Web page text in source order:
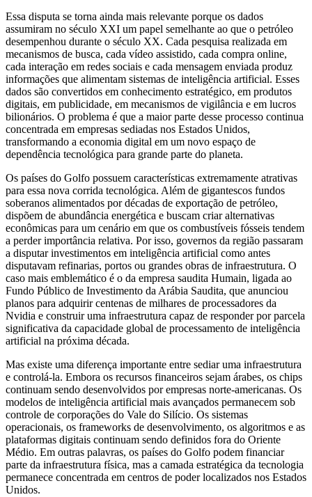
Essa disputa se torna ainda mais relevante porque os dados
assumiram no século XXI um papel semelhante ao que o petróleo
desempenhou durante o século XX. Cada pesquisa realizada em
mecanismos de busca, cada vídeo assistido, cada compra online,
cada interação em redes sociais e cada mensagem enviada produz
informações que alimentam sistemas de inteligência artificial. Esses
dados são convertidos em conhecimento estratégico, em produtos
digitais, em publicidade, em mecanismos de vigilância e em lucros
bilionários. O problema é que a maior parte desse processo continua
concentrada em empresas sediadas nos Estados Unidos,
transformando a economia digital em um novo espaço de
dependência tecnológica para grande parte do planeta.
Os países do Golfo possuem características extremamente atrativas
para essa nova corrida tecnológica. Além de gigantescos fundos
soberanos alimentados por décadas de exportação de petróleo,
dispõem de abundância energética e buscam criar alternativas
econômicas para um cenário em que os combustíveis fósseis tendem
a perder importância relativa. Por isso, governos da região passaram
a disputar investimentos em inteligência artificial como antes
disputavam refinarias, portos ou grandes obras de infraestrutura. O
caso mais emblemático é o da empresa saudita Humain, ligada ao
Fundo Público de Investimento da Arábia Saudita, que anunciou
planos para adquirir centenas de milhares de processadores da
Nvidia e construir uma infraestrutura capaz de responder por parcela
significativa da capacidade global de processamento de inteligência
artificial na próxima década.
Mas existe uma diferença importante entre sediar uma infraestrutura
e controlá-la. Embora os recursos financeiros sejam árabes, os chips
continuam sendo desenvolvidos por empresas norte-americanas. Os
modelos de inteligência artificial mais avançados permanecem sob
controle de corporações do Vale do Silício. Os sistemas
operacionais, os frameworks de desenvolvimento, os algoritmos e as
plataformas digitais continuam sendo definidos fora do Oriente
Médio. Em outras palavras, os países do Golfo podem financiar
parte da infraestrutura física, mas a camada estratégica da tecnologia
permanece concentrada em centros de poder localizados nos Estados
Unidos.